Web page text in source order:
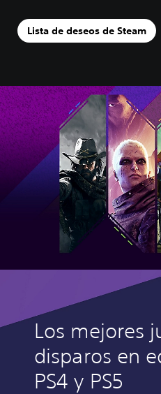
Lista de deseos de Steam
Los mejores
disparos en
PS4 y PS5